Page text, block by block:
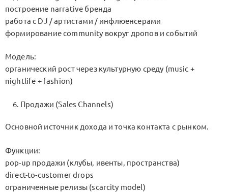
построение narrative бренда
работа с DJ / артистами / инфлюенсерами
формирование community вокруг дропов и событий
Модель:
органический рост через культурную среду (music +
nightlife + fashion)
Продажи (Sales Channels)
Основной источник дохода и точка контакта с рынком.
Функции:
pop-up продажи (клубы, ивенты, пространства)
direct-to-customer drops
ограниченные релизы (scarcity model)